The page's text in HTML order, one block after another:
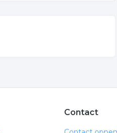
Contact